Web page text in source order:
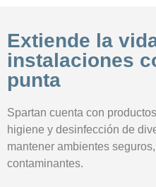
Extiende la
instalaciones
punta
Spartan cuenta con
higiene y desinfección de
mantener ambientes
contaminantes.